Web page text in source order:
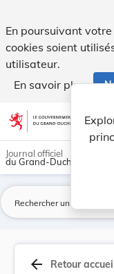
En poursuivant
cookies soient
utilisateur.
En savoir plus
Aller au contenu
Journal officiel
du Grand-Duché de
arrow_back Retour accueil